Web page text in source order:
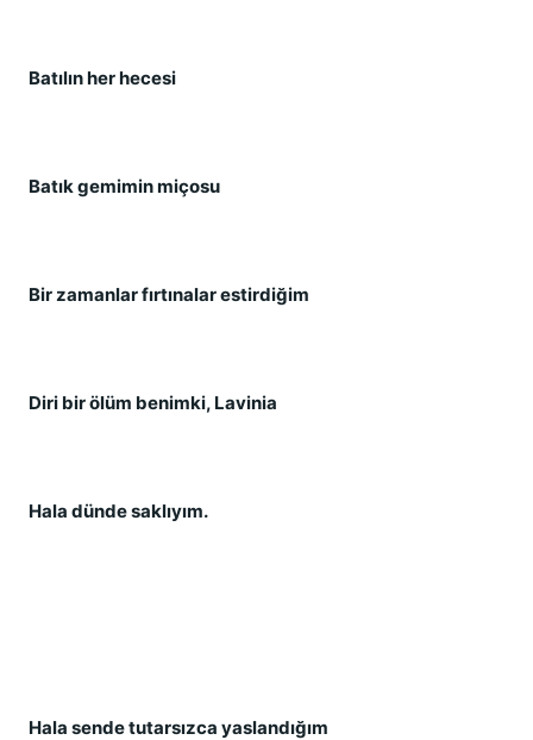
Batılın her hecesi
Batık gemimin miçosu
Bir zamanlar fırtınalar estirdiğim
Diri bir ölüm benimki, Lavinia
Hala dünde saklıyım.
Hala sende tutarsızca yaslandığım